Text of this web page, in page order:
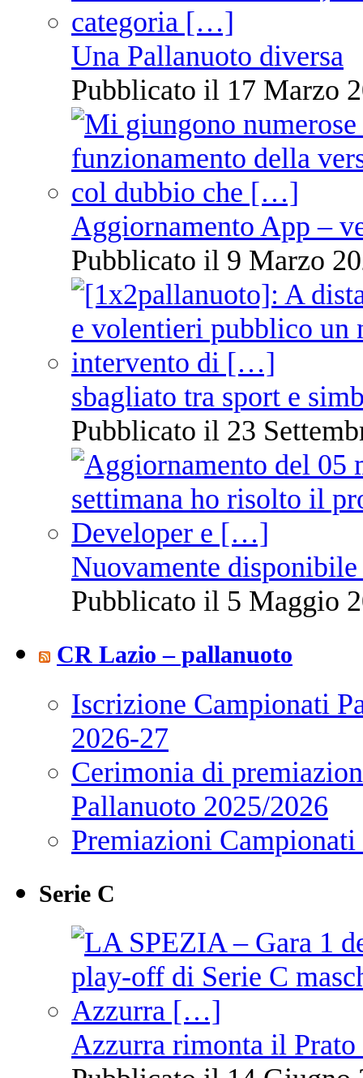
Una Pallanuoto diversa
Pubblicato il 17 Marzo
Aggiornamento App –
Pubblicato il 9 Marzo
sbagliato tra sport e
Pubblicato il 23
Nuovamente
Pubblicato il 5 Maggio
CR Lazio – pallanuoto
Iscrizione Campionati
2026-27
Cerimonia di
Pallanuoto 2025/2026
Premiazioni
Serie C
Azzurra rimonta il Prato